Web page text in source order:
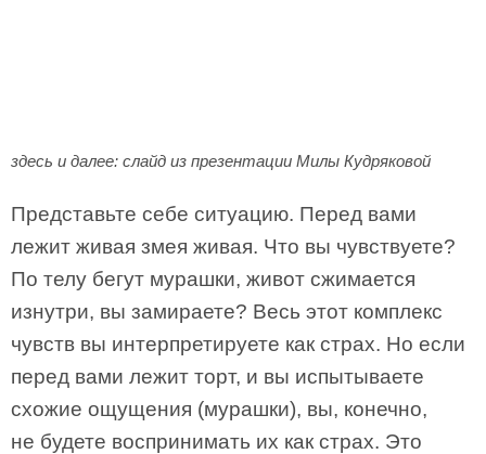
здесь и далее: слайд из презентации Милы Кудряковой
Представьте себе ситуацию. Перед вами
лежит живая змея живая. Что вы чувствуете?
По телу бегут мурашки, живот сжимается
изнутри, вы замираете? Весь этот комплекс
чувств вы интерпретируете как страх. Но если
перед вами лежит торт, и вы испытываете
схожие ощущения (мурашки), вы, конечно,
не будете воспринимать их как страх. Это